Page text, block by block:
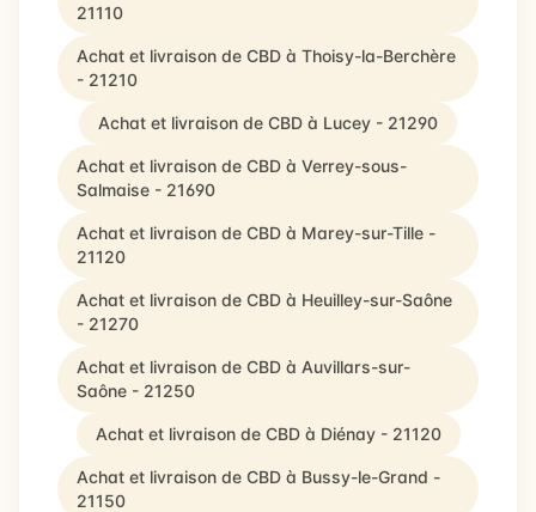
21110
Achat et livraison de CBD à Thoisy-la-Berchère
- 21210
Achat et livraison de CBD à Lucey - 21290
Achat et livraison de CBD à Verrey-sous-
Salmaise - 21690
Achat et livraison de CBD à Marey-sur-Tille -
21120
Achat et livraison de CBD à Heuilley-sur-Saône
- 21270
Achat et livraison de CBD à Auvillars-sur-
Saône - 21250
Achat et livraison de CBD à Diénay - 21120
Achat et livraison de CBD à Bussy-le-Grand -
21150